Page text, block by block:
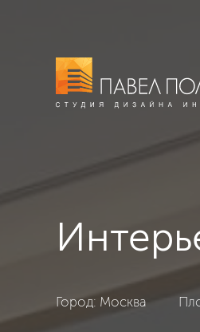
Двухуровневая
Город: Москва